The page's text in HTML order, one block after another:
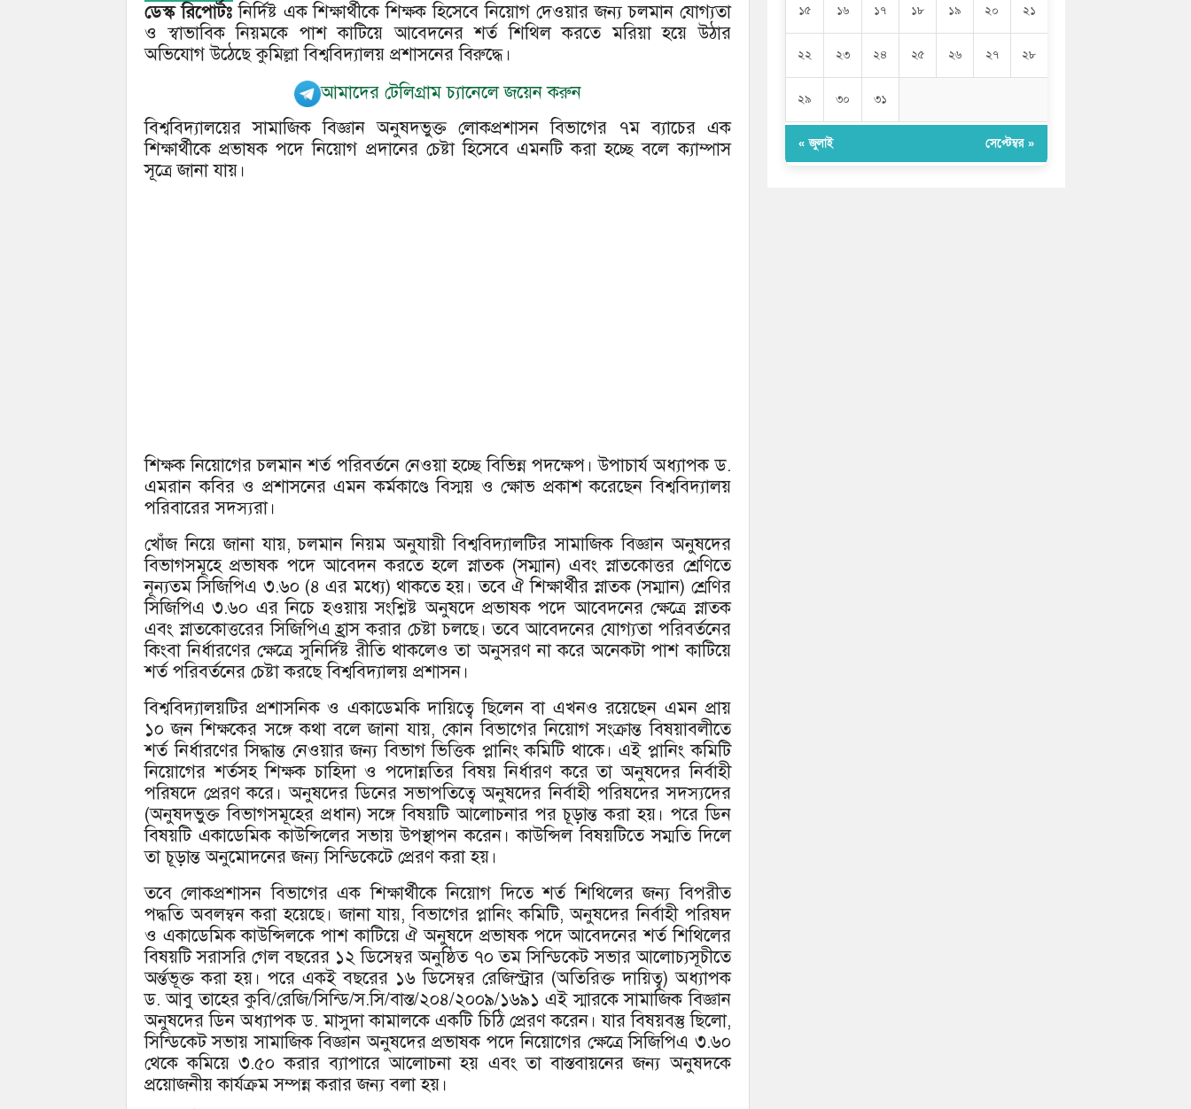
ডেস্ক রিপোর্টঃনির্দিষ্ট এক শিক্ষার্থীকে শিক্ষক হিসেবে নিয়োগ দেওয়ার জন্য চলমান যোগ্যতা
ও স্বাভাবিক নিয়মকে পাশ কাটিয়ে আবেদনের শর্ত শিথিল করতে মরিয়া হয়ে উঠার
অভিযোগ উঠেছে কুমিল্লা বিশ্ববিদ্যালয় প্রশাসনের বিরুদ্ধে।
আমাদের টেলিগ্রাম চ্যানেলে জয়েন করুন
বিশ্ববিদ্যালয়ের সামাজিক বিজ্ঞান অনুষদভুক্ত লোকপ্রশাসন বিভাগের ৭ম ব্যাচের এক
শিক্ষার্থীকে প্রভাষক পদে নিয়োগ প্রদানের চেষ্টা হিসেবে এমনটি করা হচ্ছে বলে ক্যাম্পাস
সূত্রে জানা যায়।
শিক্ষক নিয়োগের চলমান শর্ত পরিবর্তনে নেওয়া হচ্ছে বিভিন্ন পদক্ষেপ। উপাচার্য অধ্যাপক ড.
এমরান কবির ও প্রশাসনের এমন কর্মকাণ্ডে বিস্ময় ও ক্ষোভ প্রকাশ করেছেন বিশ্ববিদ্যালয়
পরিবারের সদস্যরা।
খোঁজ নিয়ে জানা যায়, চলমান নিয়ম অনুযায়ী বিশ্ববিদ্যালটির সামাজিক বিজ্ঞান অনুষদের
বিভাগসমূহে প্রভাষক পদে আবেদন করতে হলে স্নাতক (সম্মান) এবং স্নাতকোত্তর শ্রেণিতে
নূন্যতম সিজিপিএ ৩.৬০ (৪ এর মধ্যে) থাকতে হয়। তবে ঐ শিক্ষার্থীর স্নাতক (সম্মান) শ্রেণির
সিজিপিএ ৩.৬০ এর নিচে হওয়ায় সংশ্লিষ্ট অনুষদে প্রভাষক পদে আবেদনের ক্ষেত্রে স্নাতক
এবং স্নাতকোত্তরের সিজিপিএ হ্রাস করার চেষ্টা চলছে। তবে আবেদনের যোগ্যতা পরিবর্তনের
কিংবা নির্ধারণের ক্ষেত্রে সুনির্দিষ্ট রীতি থাকলেও তা অনুসরণ না করে অনেকটা পাশ কাটিয়ে
শর্ত পরিবর্তনের চেষ্টা করছে বিশ্ববিদ্যালয় প্রশাসন।
বিশ্ববিদ্যালয়টির প্রশাসনিক ও একাডেমকি দায়িত্বে ছিলেন বা এখনও রয়েছেন এমন প্রায়
১০ জন শিক্ষকের সঙ্গে কথা বলে জানা যায়, কোন বিভাগের নিয়োগ সংক্রান্ত বিষয়াবলীতে
শর্ত নির্ধারণের সিদ্ধান্ত নেওয়ার জন্য বিভাগ ভিত্তিক প্লানিং কমিটি থাকে। এই প্লানিং কমিটি
নিয়োগের শর্তসহ শিক্ষক চাহিদা ও পদোন্নতির বিষয় নির্ধারণ করে তা অনুষদের নির্বাহী
পরিষদে প্রেরণ করে। অনুষদের ডিনের সভাপতিত্বে অনুষদের নির্বাহী পরিষদের সদস্যদের
(অনুষদভুক্ত বিভাগসমূহের প্রধান) সঙ্গে বিষয়টি আলোচনার পর চূড়ান্ত করা হয়। পরে ডিন
বিষয়টি একাডেমিক কাউন্সিলের সভায় উপস্থাপন করেন। কাউন্সিল বিষয়টিতে সম্মতি দিলে
তা চূড়ান্ত অনুমোদনের জন্য সিন্ডিকেটে প্রেরণ করা হয়।
তবে লোকপ্রশাসন বিভাগের এক শিক্ষার্থীকে নিয়োগ দিতে শর্ত শিথিলের জন্য বিপরীত
পদ্ধতি অবলম্বন করা হয়েছে। জানা যায়, বিভাগের প্লানিং কমিটি, অনুষদের নির্বাহী পরিষদ
ও একাডেমিক কাউন্সিলকে পাশ কাটিয়ে ঐ অনুষদে প্রভাষক পদে আবেদনের শর্ত শিথিলের
বিষয়টি সরাসরি গেল বছরের ১২ ডিসেম্বর অনুষ্ঠিত ৭০ তম সিন্ডিকেট সভার আলোচ্যসূচীতে
অর্ন্তভূক্ত করা হয়। পরে একই বছরের ১৬ ডিসেম্বর রেজিস্ট্রার (অতিরিক্ত দায়িত্ব) অধ্যাপক
ড. আবু তাহের কুবি/রেজি/সিন্ডি/স.সি/বাস্ত/২০৪/২০০৯/১৬৯১ এই স্মারকে সামাজিক বিজ্ঞান
অনুষদের ডিন অধ্যাপক ড. মাসুদা কামালকে একটি চিঠি প্রেরণ করেন। যার বিষয়বস্তু ছিলো,
সিন্ডিকেট সভায় সামাজিক বিজ্ঞান অনুষদের প্রভাষক পদে নিয়োগের ক্ষেত্রে সিজিপিএ ৩.৬০
থেকে কমিয়ে ৩.৫০ করার ব্যাপারে আলোচনা হয় এবং তা বাস্তবায়নের জন্য অনুষদকে
প্রয়োজনীয় কার্যক্রম সম্পন্ন করার জন্য বলা হয়।
১৫ ১৬ ১৭ ১৮ ১৯ ২০ ২১
২২ ২৩ ২৪ ২৫ ২৬ ২৭ ২৮
২৯ ৩০ ৩১
« জুলাই সেপ্টেম্বর »